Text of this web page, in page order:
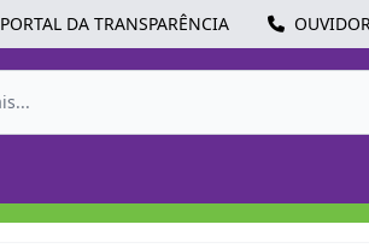
PORTAL DA TRANSPARÊNCIA